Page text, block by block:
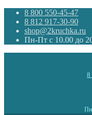
8 800 550-45-47
8 812 917-30-90
shop@2kruchka.ru
Пн-Пт с 10.00 до
8